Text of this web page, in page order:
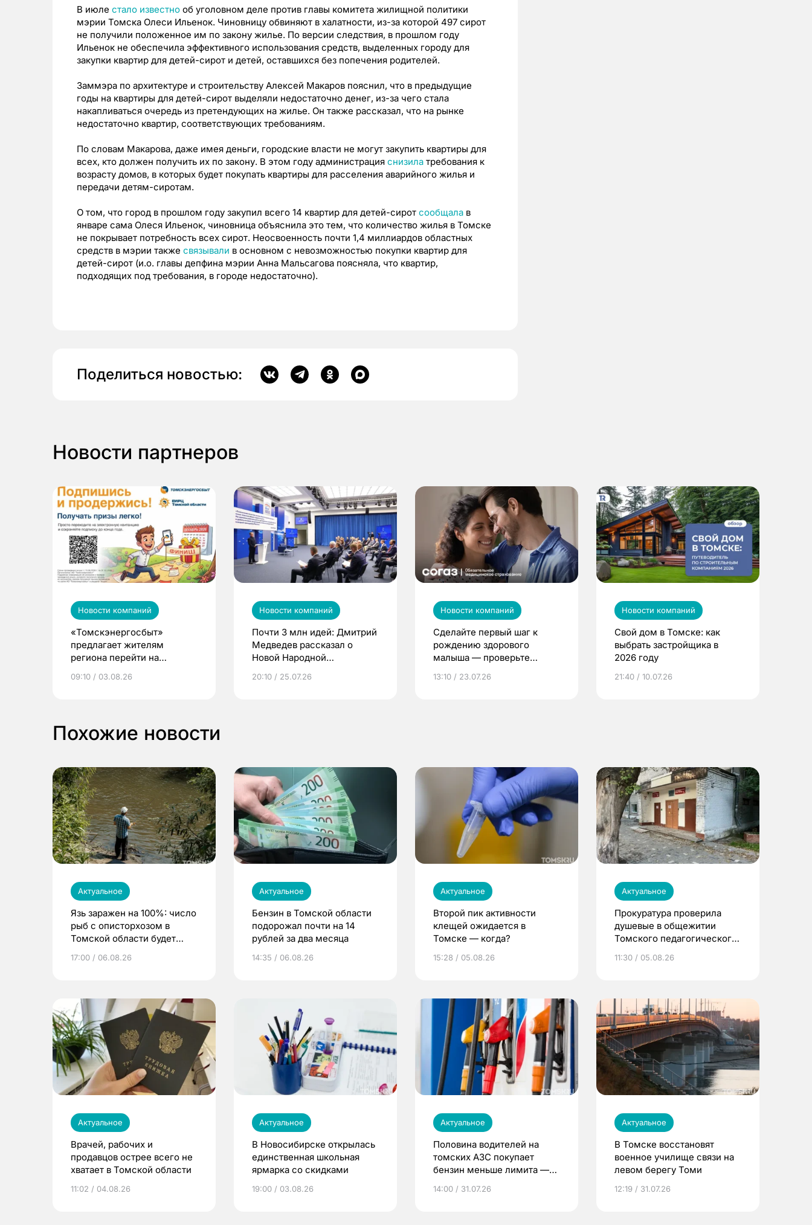
В июле стало известно об уголовном деле против главы комитета жилищной политики
мэрии Томска Олеси Ильенок. Чиновницу обвиняют в халатности, из-за которой 497 сирот
не получили положенное им по закону жилье. По версии следствия, в прошлом году
Ильенок не обеспечила эффективного использования средств, выделенных городу для
закупки квартир для детей-сирот и детей, оставшихся без попечения родителей.
Заммэра по архитектуре и строительству Алексей Макаров пояснил, что в предыдущие
годы на квартиры для детей-сирот выделяли недостаточно денег, из-за чего стала
накапливаться очередь из претендующих на жилье. Он также рассказал, что на рынке
недостаточно квартир, соответствующих требованиям.
По словам Макарова, даже имея деньги, городские власти не могут закупить квартиры для
всех, кто должен получить их по закону. В этом году администрация снизила требования к
возрасту домов, в которых будет покупать квартиры для расселения аварийного жилья и
передачи детям-сиротам.
О том, что город в прошлом году закупил всего 14 квартир для детей-сирот сообщала в
январе сама Олеся Ильенок, чиновница объяснила это тем, что количество жилья в Томске
не покрывает потребность всех сирот. Неосвоенность почти 1,4 миллиардов областных
средств в мэрии также связывали в основном с невозможностью покупки квартир для
детей-сирот (и.о. главы депфина мэрии Анна Мальсагова поясняла, что квартир,
подходящих под требования, в городе недостаточно).
Поделиться новостью:
Новости партнеров
Новости компаний
«Томскэнергосбыт»
предлагает жителям
региона перейти на
выиграть призы
09:10 / 03.08.26
Новости компаний
Почти 3 млн идей: Дмитрий
Медведев рассказал о
Новой Народной
20:10 / 25.07.26
Новости компаний
Сделайте первый шаг к
рождению здорового
малыша — проверьте
по ОМС!
13:10 / 23.07.26
Новости компаний
Свой дом в Томске: как
выбрать застройщика в
2026 году
21:40 / 10.07.26
Похожие новости
Актуальное
Язь заражен на 100%: число
рыб с описторхозом в
Томской области будет
17:00 / 06.08.26
Актуальное
Бензин в Томской области
подорожал почти на 14
рублей за два месяца
14:35 / 06.08.26
Актуальное
Второй пик активности
клещей ожидается в
Томске — когда?
15:28 / 05.08.26
Актуальное
Прокуратура проверила
душевые в общежитии
Томского педагогического
11:30 / 05.08.26
Актуальное
Врачей, рабочих и
продавцов острее всего не
хватает в Томской области
11:02 / 04.08.26
Актуальное
В Новосибирске открылась
единственная школьная
ярмарка со скидками
19:00 / 03.08.26
Актуальное
Половина водителей на
томских АЗС покупает
бензин меньше лимита —
14:00 / 31.07.26
Актуальное
В Томске восстановят
военное училище связи на
левом берегу Томи
12:19 / 31.07.26